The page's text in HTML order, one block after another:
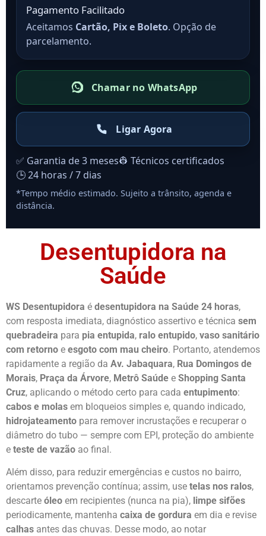
Pagamento Facilitado
Aceitamos Cartão, Pix e Boleto. Opção de
parcelamento.
Chamar no WhatsApp
Ligar Agora
✅ Garantia de 3 meses👷 Técnicos certificados
🕒 24 horas / 7 dias
*Tempo médio estimado. Sujeito a trânsito, agenda e
distância.
Desentupidora na
Saúde
WS Desentupidora é desentupidora na Saúde 24 horas,
com resposta imediata, diagnóstico assertivo e técnica sem
quebradeira para pia entupida, ralo entupido, vaso sanitário
com retorno e esgoto com mau cheiro. Portanto, atendemos
rapidamente a região da Av. Jabaquara, Rua Domingos de
Morais, Praça da Árvore, Metrô Saúde e Shopping Santa
Cruz, aplicando o método certo para cada entupimento:
cabos e molas em bloqueios simples e, quando indicado,
hidrojateamento para remover incrustações e recuperar o
diâmetro do tubo — sempre com EPI, proteção do ambiente
e teste de vazão ao final.
Além disso, para reduzir emergências e custos no bairro,
orientamos prevenção contínua; assim, use telas nos ralos,
descarte óleo em recipientes (nunca na pia), limpe sifões
periodicamente, mantenha caixa de gordura em dia e revise
calhas antes das chuvas. Desse modo, ao notar